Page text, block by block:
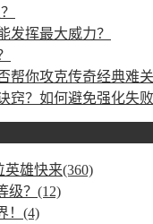
发挥最大威力？
帮你攻克传奇经典难关
窍？如何避免强化失败
雄快来(360)
级？(12)
！(4)